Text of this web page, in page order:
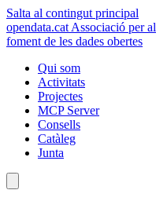
Salta al contingut principal
opendata.cat Associació per al
foment de les dades obertes
Qui som
Activitats
Projectes
MCP Server
Consells
Catàleg
Junta